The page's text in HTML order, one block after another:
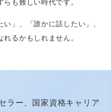
も難しい時代です。
」、「誰かに話したい」、
るかもしれません。
ラー、国家資格キャリア